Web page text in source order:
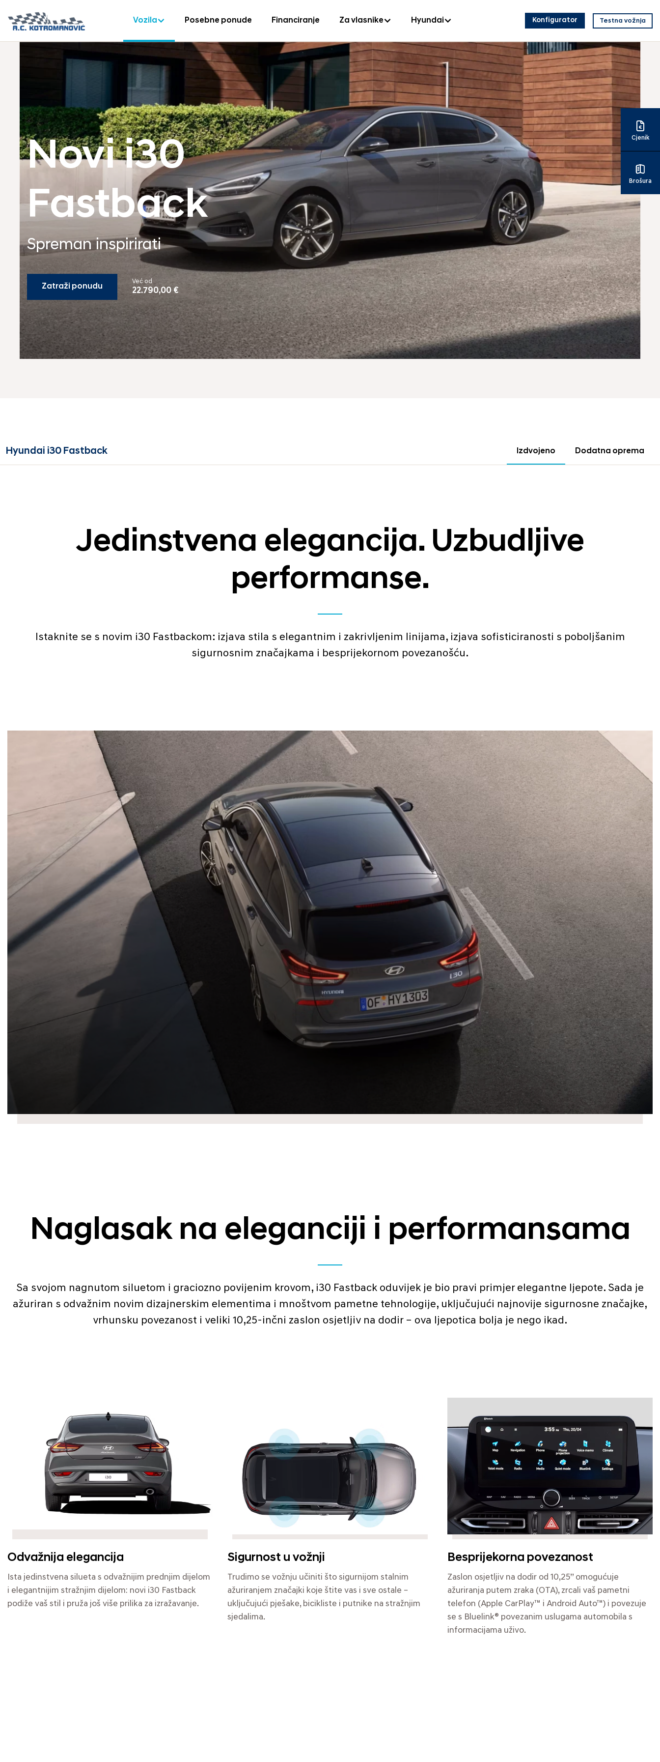
Vozila Posebne ponude Financiranje Za vlasnike Hyundai Konfigurator Testna vožnja
Novi i30
Fastback
Spreman inspirirati
Zatraži ponudu
Već od
22.790,00 €
Hyundai i30 Fastback Izdvojeno Dodatna oprema
Jedinstvena elegancija. Uzbudljive
performanse.
Istaknite se s novim i30 Fastbackom: izjava stila s elegantnim i zakrivljenim linijama, izjava sofisticiranosti s poboljšanim
sigurnosnim značajkama i besprijekornom povezanošću.
Naglasak na eleganciji i performansama
Sa svojom nagnutom siluetom i graciozno povijenim krovom, i30 Fastback oduvijek je bio pravi primjer elegantne ljepote. Sada je
ažuriran s odvažnim novim dizajnerskim elementima i mnoštvom pametne tehnologije, uključujući najnovije sigurnosne značajke,
vrhunsku povezanost i veliki 10,25-inčni zaslon osjetljiv na dodir – ova ljepotica bolja je nego ikad.
Odvažnija elegancija
Ista jedinstvena silueta s odvažnijim prednjim dijelom
i elegantnijim stražnjim dijelom: novi i30 Fastback
podiže vaš stil i pruža još više prilika za izražavanje.
Sigurnost u vožnji
Trudimo se vožnju učiniti što sigurnijom stalnim
ažuriranjem značajki koje štite vas i sve ostale –
uključujući pješake, bicikliste i putnike na stražnjim
sjedalima.
Besprijekorna povezanost
Zaslon osjetljiv na dodir od 10,25” omogućuje
ažuriranja putem zraka (OTA), zrcali vaš pametni
telefon (Apple CarPlay™ i Android Auto™) i povezuje
se s Bluelink® povezanim uslugama automobila s
informacijama uživo.
Cjenik
Brošura